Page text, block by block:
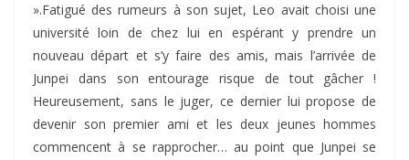
».Fatigué des rumeurs à son sujet, Leo avait choisi une
université loin de chez lui en espérant y prendre un
nouveau départ et s’y faire des amis, mais l’arrivée de
Junpei dans son entourage risque de tout gâcher !
Heureusement, sans le juger, ce dernier lui propose de
devenir son premier ami et les deux jeunes hommes
commencent à se rapprocher… au point que Junpei se